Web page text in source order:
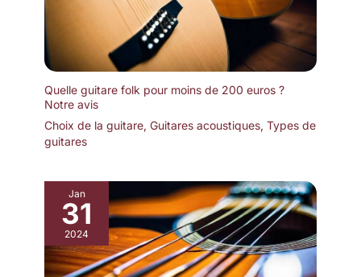
Quelle guitare folk pour moins de 200 euros ?
Notre avis
Choix de la guitare, Guitares acoustiques, Types de
guitares
Jan
31
2024